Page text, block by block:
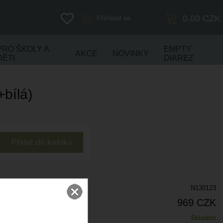
0,00 CZK
Přihlásit se
ŠKOLY A
AKCE NOVINKY
EMPTY
DIAREZ
N130123
969 CZK
Skladem